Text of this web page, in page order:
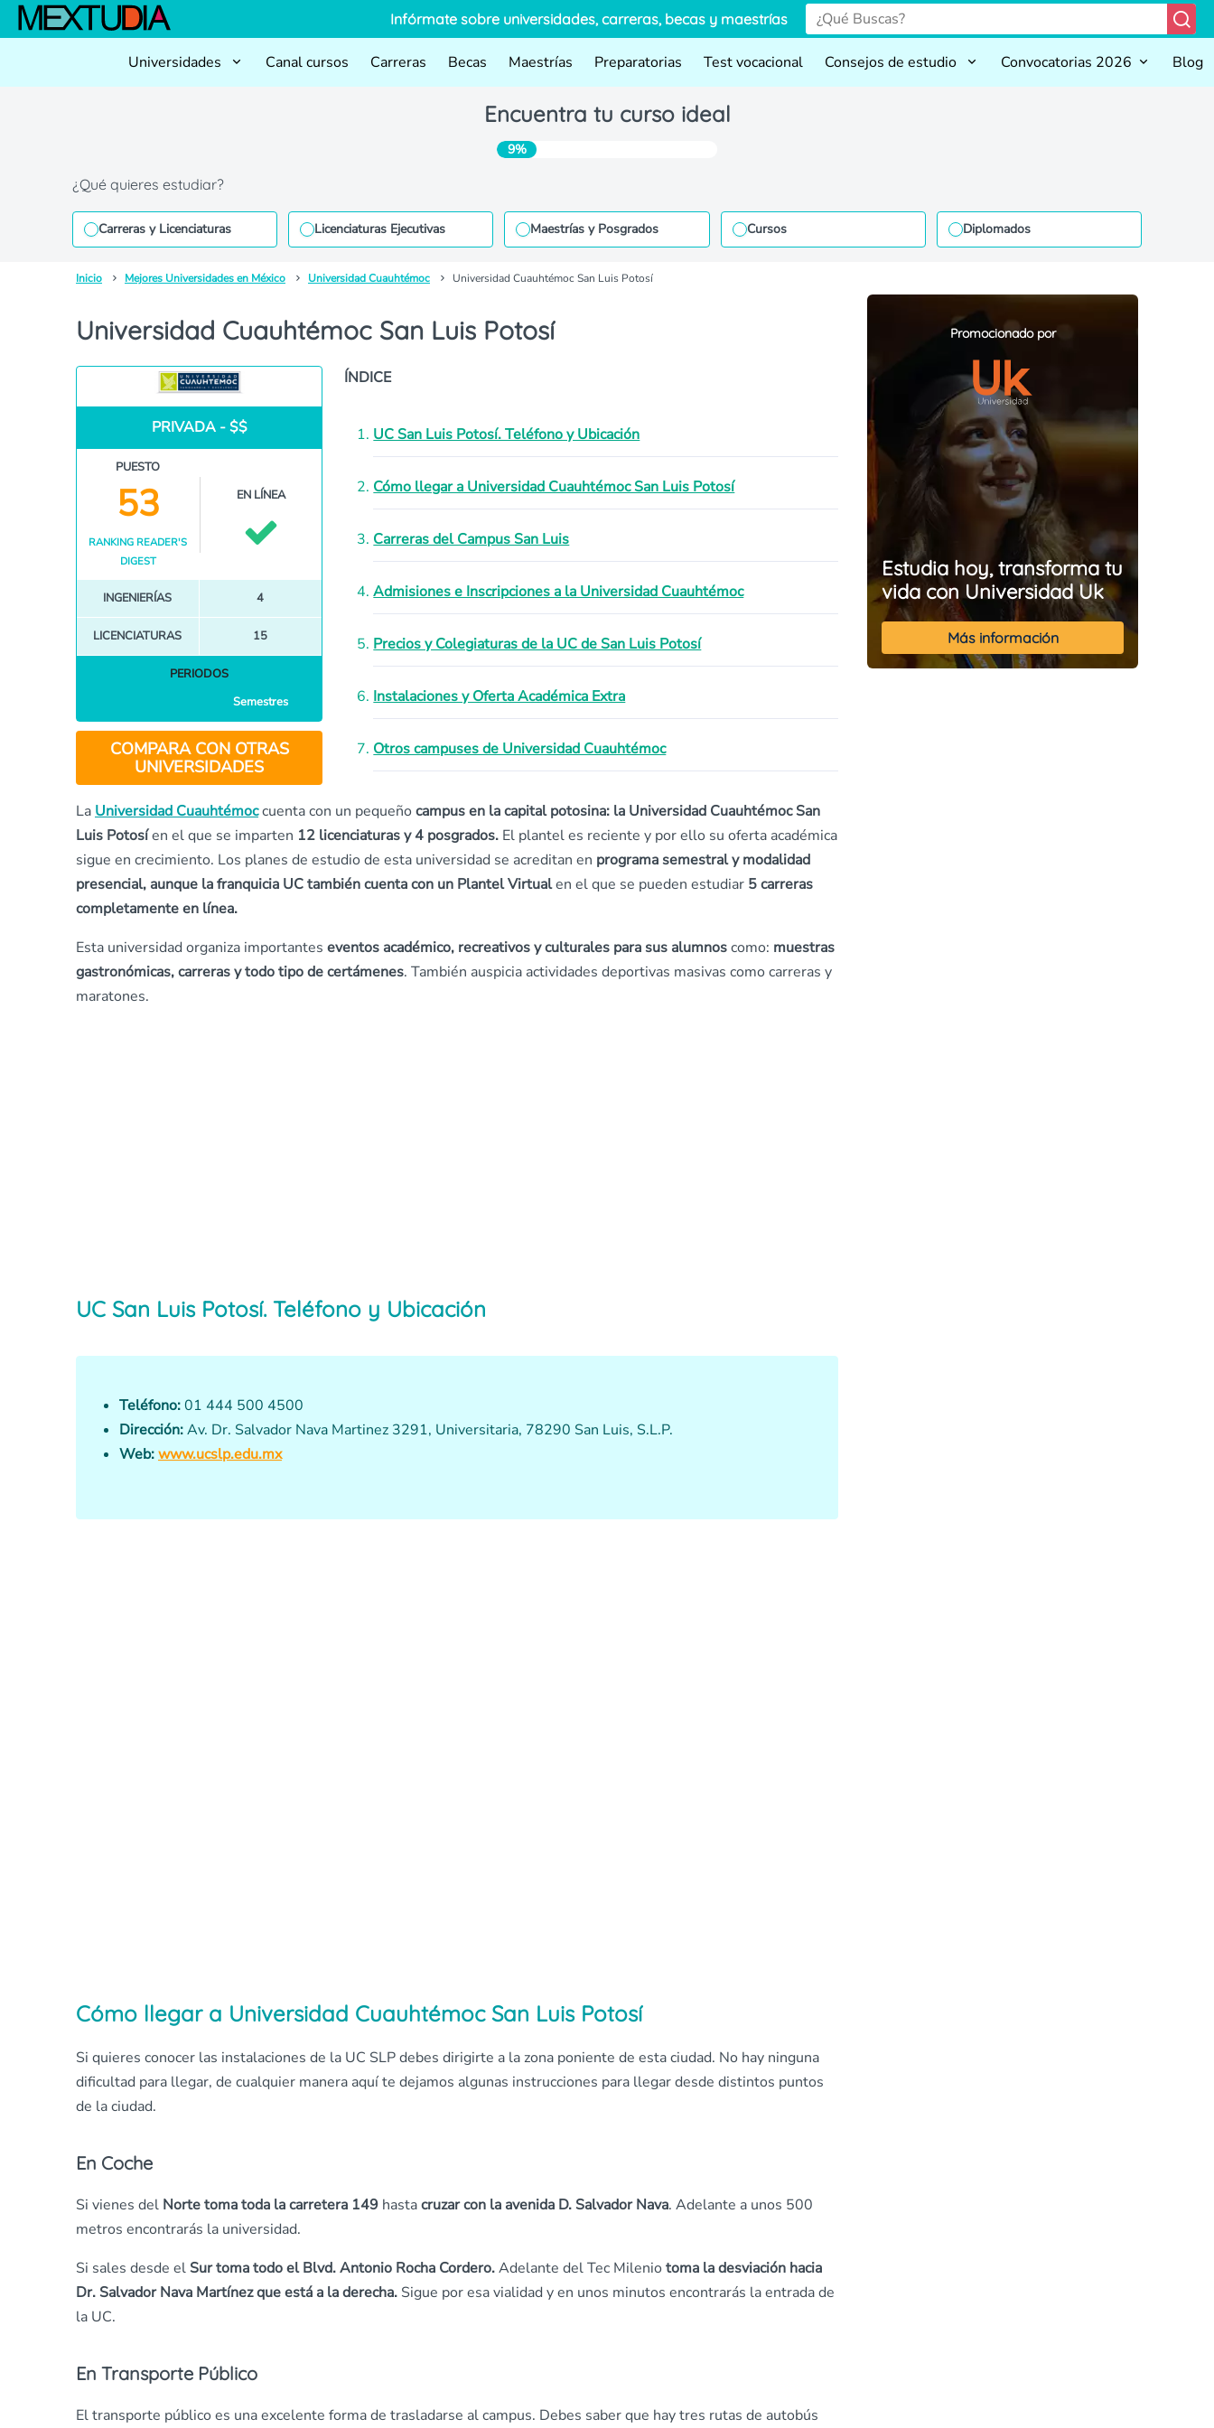
Infórmate sobre universidades, carreras, becas y maestrías
Universidades Canal cursos Carreras Becas Maestrías Preparatorias Test vocacional Consejos de estudio Convocatorias 2026 Blog
Encuentra tu curso ideal
9%
¿Qué quieres estudiar?
Carreras y Licenciaturas Licenciaturas Ejecutivas Maestrías y Posgrados Cursos Diplomados
Inicio Mejores Universidades en México Universidad Cuauhtémoc Universidad Cuauhtémoc San Luis Potosí
Universidad Cuauhtémoc San Luis Potosí Promocionado por
Estudia hoy, transforma tu
vida con Universidad Uk
Más información
PRIVADA - $$
PUESTO
53
RANKING READER'S
DIGEST
EN LÍNEA
INGENIERÍAS 4
LICENCIATURAS 15
PERIODOS
Semestres
COMPARA CON OTRAS
UNIVERSIDADES
ÍNDICE
UC San Luis Potosí. Teléfono y Ubicación
Cómo llegar a Universidad Cuauhtémoc San Luis Potosí
Carreras del Campus San Luis
Admisiones e Inscripciones a la Universidad Cuauhtémoc
Precios y Colegiaturas de la UC de San Luis Potosí
Instalaciones y Oferta Académica Extra
Otros campuses de Universidad Cuauhtémoc
La Universidad Cuauhtémoccuenta con un pequeño campus en la capital potosina: la Universidad Cuauhtémoc San
Luis Potosíen el que se imparten 12 licenciaturas y 4 posgrados. El plantel es reciente y por ello su oferta académica
sigue en crecimiento. Los planes de estudio de esta universidad se acreditan en programa semestral y modalidad
presencial, aunque la franquicia UC también cuenta con un Plantel Virtualen el que se pueden estudiar 5 carreras
completamente en línea.
Esta universidad organiza importantes eventos académico, recreativos y culturales para sus alumnoscomo: muestras
gastronómicas, carreras y todo tipo de certámenes. También auspicia actividades deportivas masivas como carreras y
maratones.
UC San Luis Potosí. Teléfono y Ubicación
Teléfono:01 444 500 4500
Dirección:Av. Dr. Salvador Nava Martinez 3291, Universitaria, 78290 San Luis, S.L.P.
Web:www.ucslp.edu.mx
Cómo llegar a Universidad Cuauhtémoc San Luis Potosí
Si quieres conocer las instalaciones de la UC SLP debes dirigirte a la zona poniente de esta ciudad. No hay ninguna
dificultad para llegar, de cualquier manera aquí te dejamos algunas instrucciones para llegar desde distintos puntos
de la ciudad.
En Coche
Si vienes del Norte toma toda la carretera 149 hastacruzar con la avenida D. Salvador Nava. Adelante a unos 500
metros encontrarás la universidad.
Si sales desde elSur toma todo el Blvd. Antonio Rocha Cordero.Adelante del Tec Milenio toma la desviación hacia
Dr. Salvador Nava Martínez que está a la derecha. Sigue por esa vialidad y en unos minutos encontrarás la entrada de
la UC.
En Transporte Público
El transporte público es una excelente forma de trasladarse al campus. Debes saber que hay tres rutas de autobús